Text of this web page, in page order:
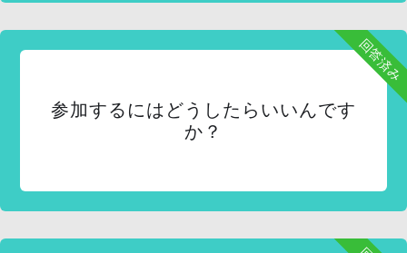
回答済み
参加するにはどうしたらいいんです
か？